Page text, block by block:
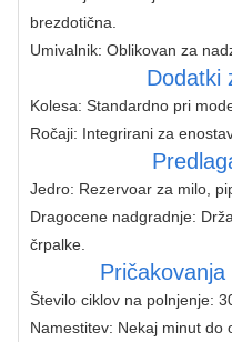
brezdotična.
Umivalnik: Oblikovan za
Dodatki
Kolesa: Standardno pri
Ročaji: Integrirani za
Jedro: Rezervoar za milo,
Dragocene nadgradnje:
črpalke.
Število ciklov na polnjenje:
Namestitev: Nekaj ​​minut do